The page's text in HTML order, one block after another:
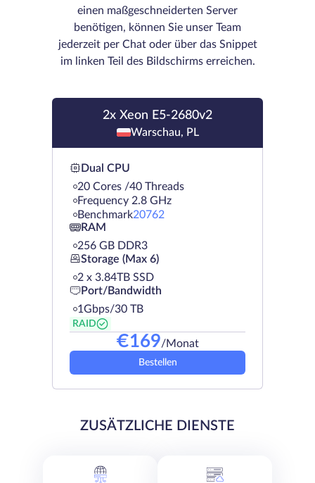
einen maßgeschneiderten Server
benötigen, können Sie unser Team
jederzeit per Chat oder über das Snippet
im linken Teil des Bildschirms erreichen.
2x Xeon E5-2680v2
Warschau, PL
Dual CPU
20 Cores /40 Threads
Frequency 2.8 GHz
Benchmark20762
RAM
256 GB DDR3
Storage (Max 6)
2 х 3.84TB SSD
Port/Bandwidth
1Gbps/30 TB
RAID
€169/Monat
Bestellen
ZUSÄTZLICHE DIENSTE